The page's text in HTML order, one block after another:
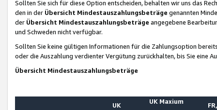
Sollten Sie sich für diese Option entscheiden, behalten wir uns das
den in der Übersicht Mindestauszahlungsbeträge genannten
der Übersicht Mindestauszahlungsbeträge angegebene
und Schweden nicht verfügbar.
Sollten Sie keine gültigen Informationen für die Zahlungsoption
oder die Auszahlung verdienter Vergütung zurückhalten, bis Sie
Übersicht Mindestauszahlungsbeträge
UK
UK Maxium